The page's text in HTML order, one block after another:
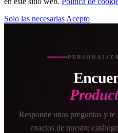
Solo las necesarias Acepto
Responde unas preguntas y
exactos de nuestro